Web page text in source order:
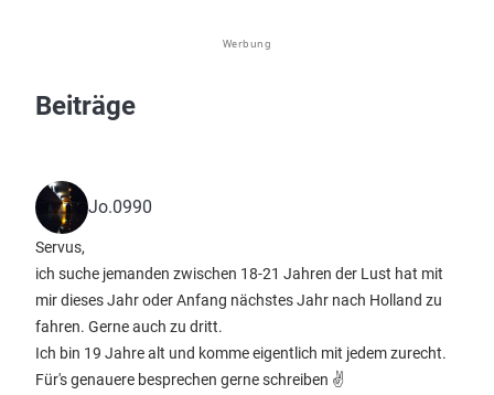
Werbung
Beiträge
Jo.0990
Servus,
ich suche jemanden zwischen 18-21 Jahren der Lust hat mit
mir dieses Jahr oder Anfang nächstes Jahr nach Holland zu
fahren. Gerne auch zu dritt.
Ich bin 19 Jahre alt und komme eigentlich mit jedem zurecht.
Für's genauere besprechen gerne schreiben ✌️